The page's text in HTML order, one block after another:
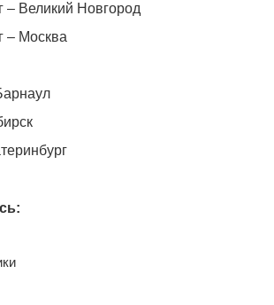
– Великий Новгород
– Москва